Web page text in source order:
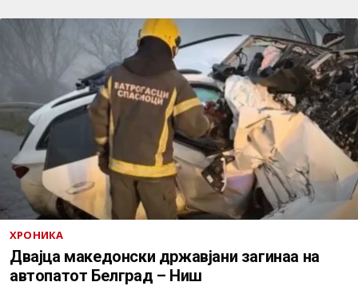
ХРОНИКА
Двајца македонски државјани загинаа на
автопатот Белград – Ниш